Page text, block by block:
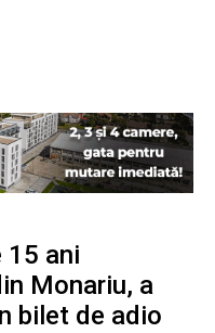
15 ani
Monariu, a
bilet de adio